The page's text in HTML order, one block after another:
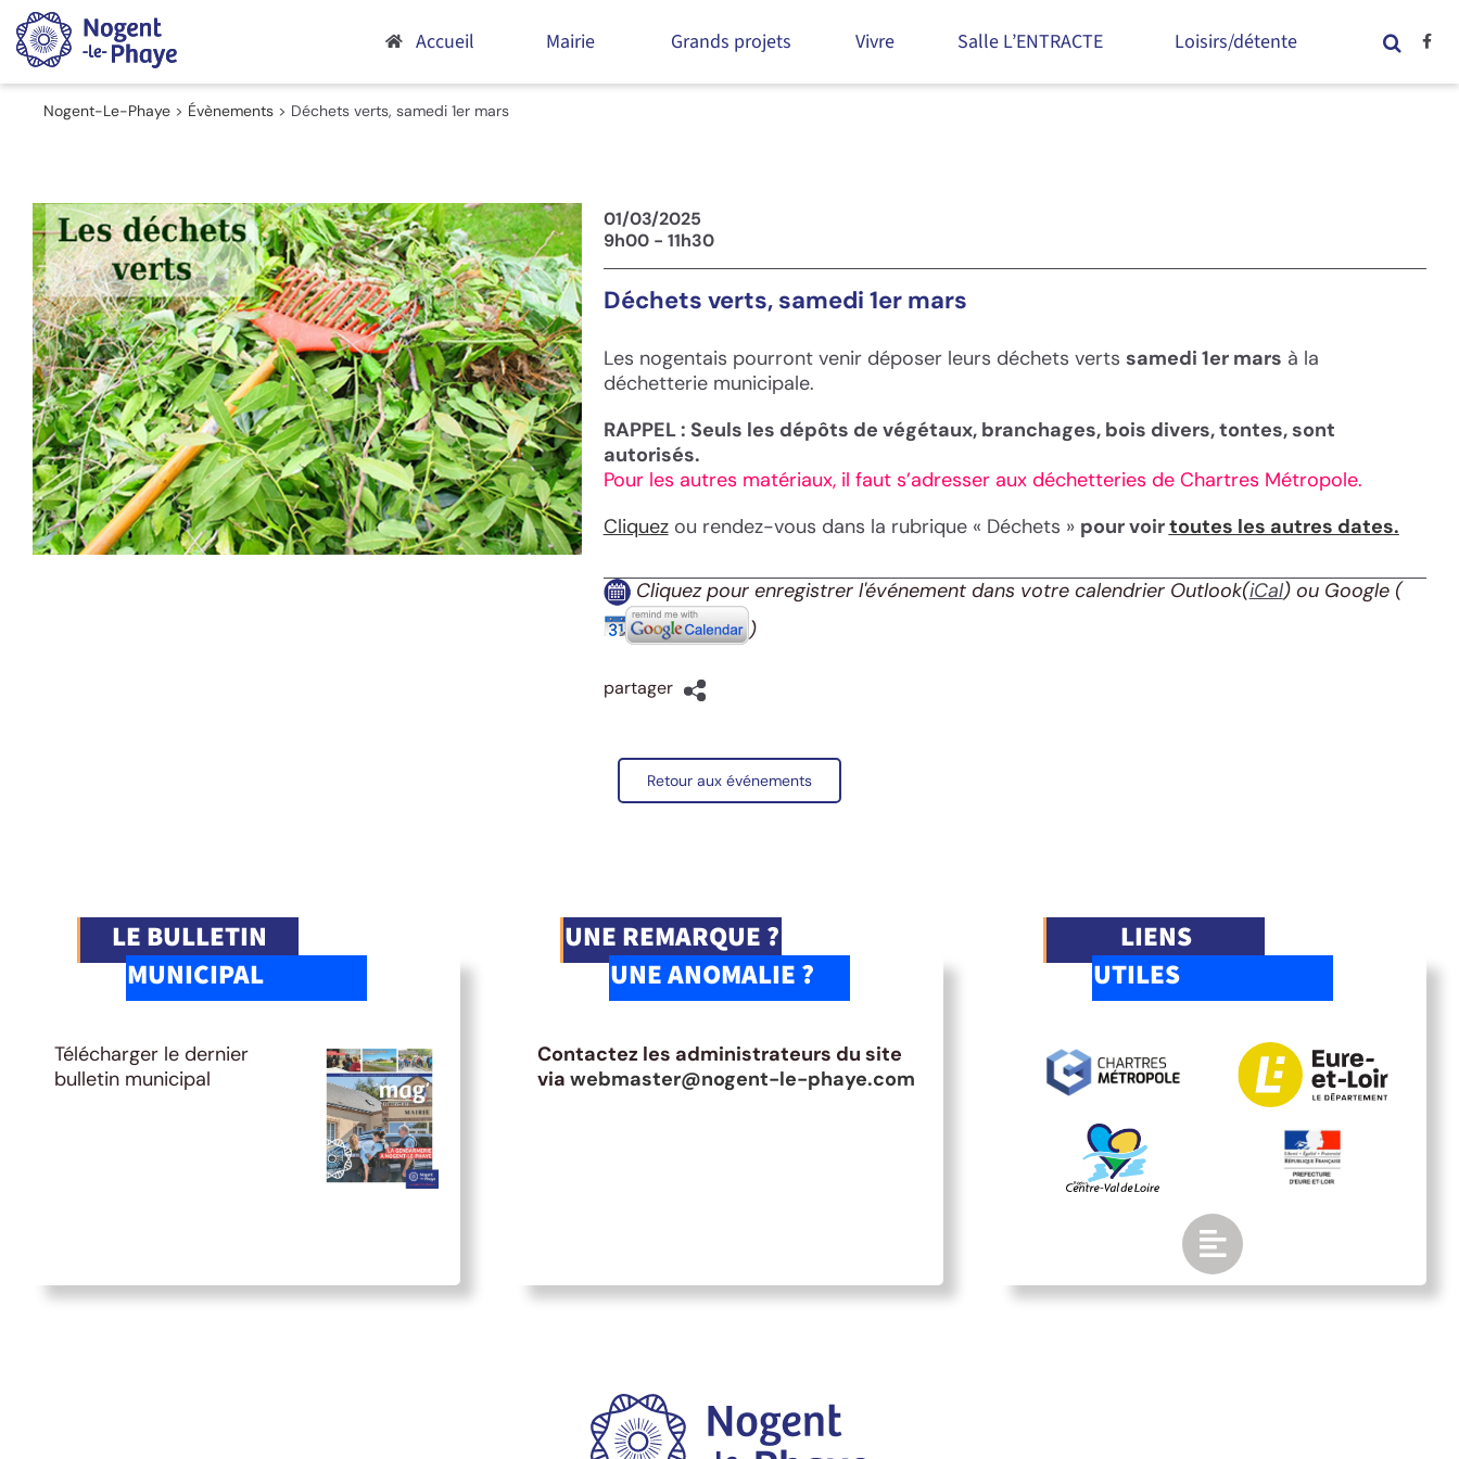
Passer
au
contenu
Accueil Mairie Grands projets Vivre Salle L’ENTRACTE Loisirs/détente
Nogent-Le-Phaye > Évènements > Déchets verts, samedi 1er mars
01/03/2025
9h00 - 11h30
Déchets verts, samedi 1er mars
Les nogentais pourront venir déposer leurs déchets verts samedi 1er mars à la
déchetterie municipale.
RAPPEL : Seuls les dépôts de végétaux, branchages, bois divers, tontes, sont
autorisés.
Pour les autres matériaux, il faut s’adresser aux déchetteries de Chartres Métropole.
Cliquezou rendez-vous dans la rubrique « Déchets » pour voirtoutes les autres dates.
Cliquez pour enregistrer l'événement dans votre calendrier Outlook(iCal) ou Google (
)
partager
Retour aux événements
LE BULLETIN
MUNICIPAL
Télécharger le dernier
bulletin municipal
UNE REMARQUE ?
UNE ANOMALIE ?
Contactez les administrateurs du site
viawebmaster@nogent-le-phaye.com
LIENS
UTILES